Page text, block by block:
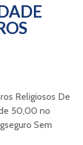
Religiosos De
50,00 no
Sem